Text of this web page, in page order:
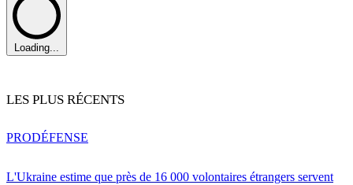
Loading...
LES PLUS RÉCENTS
L'Ukraine estime que près de 16 000 volontaires étrangers servent
PRODÉFENSE